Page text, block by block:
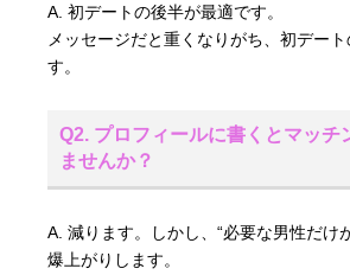
A. 初デートの後半が最適です。
メッセージだと重くなりがち、初デー
す。
Q2. プロフィールに書くとマッチ
ませんか？
A. 減ります。しかし、“必要な男性だけ
爆上がりします。